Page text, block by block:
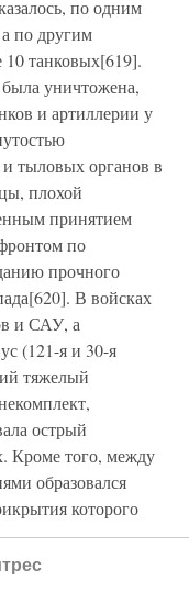
по одним
по другим
10 танковых[619].
уничтожена,
и артиллерии у
тыловых органов в
плохой
принятием
по
прочного
В войсках
и САУ, а
(121-я и 30-я
тяжелый
острый
Кроме того, между
образовался
которого
1-й